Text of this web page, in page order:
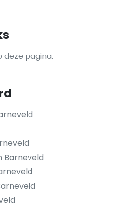
deze pagina.
Barneveld